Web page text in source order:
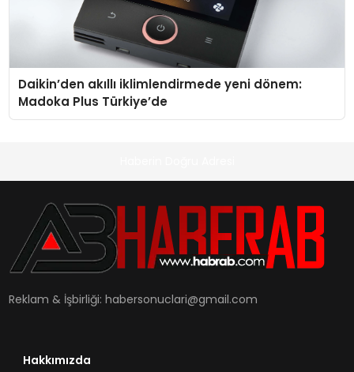
Daikin’den akıllı iklimlendirmede yeni dönem:
Madoka Plus Türkiye’de
Reklam & İşbirliği:habersonuclari@gmail.com
Hakkımızda